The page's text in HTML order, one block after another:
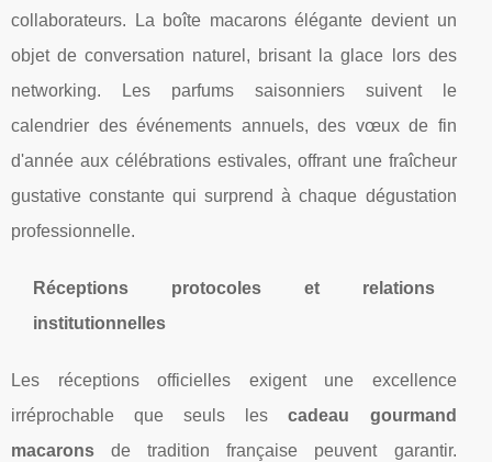
collaborateurs. La boîte macarons élégante devient un
objet de conversation naturel, brisant la glace lors des
networking. Les parfums saisonniers suivent le
calendrier des événements annuels, des vœux de fin
d'année aux célébrations estivales, offrant une fraîcheur
gustative constante qui surprend à chaque dégustation
professionnelle.
Réceptions protocoles et relations
institutionnelles
Les réceptions officielles exigent une excellence
irréprochable que seuls lescadeau gourmand
macarons de tradition française peuvent garantir.